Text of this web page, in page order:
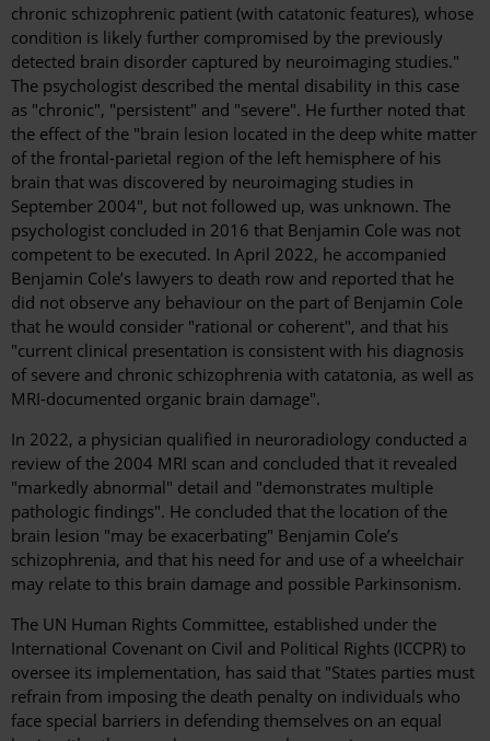
chronic schizophrenic patient (with catatonic features), whose
condition is likely further compromised by the previously
detected brain disorder captured by neuroimaging studies."
The psychologist described the mental disability in this case
as "chronic", "persistent" and "severe". He further noted that
the effect of the "brain lesion located in the deep white matter
of the frontal-parietal region of the left hemisphere of his
brain that was discovered by neuroimaging studies in
September 2004", but not followed up, was unknown. The
psychologist concluded in 2016 that Benjamin Cole was not
competent to be executed. In April 2022, he accompanied
Benjamin Cole’s lawyers to death row and reported that he
did not observe any behaviour on the part of Benjamin Cole
that he would consider "rational or coherent", and that his
"current clinical presentation is consistent with his diagnosis
of severe and chronic schizophrenia with catatonia, as well as
MRI-documented organic brain damage".
In 2022, a physician qualified in neuroradiology conducted a
review of the 2004 MRI scan and concluded that it revealed
"markedly abnormal" detail and "demonstrates multiple
pathologic findings". He concluded that the location of the
brain lesion "may be exacerbating" Benjamin Cole’s
schizophrenia, and that his need for and use of a wheelchair
may relate to this brain damage and possible Parkinsonism.
The UN Human Rights Committee, established under the
International Covenant on Civil and Political Rights (ICCPR) to
oversee its implementation, has said that "States parties must
refrain from imposing the death penalty on individuals who
face special barriers in defending themselves on an equal